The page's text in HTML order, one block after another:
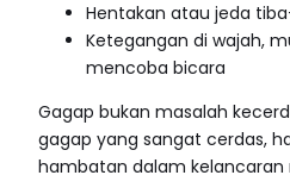
Hentakan atau jeda
Ketegangan di wajah,
mencoba bicara
Gagap bukan masalah
gagap yang sangat cerdas,
hambatan dalam kelancaran